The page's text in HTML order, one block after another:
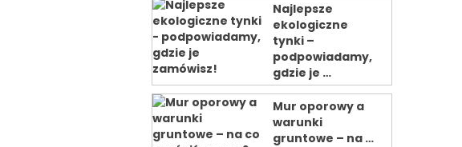
Najlepsze
ekologiczne
tynki –
podpowiadamy,
gdzie je …
Mur oporowy a
warunki
gruntowe – na …